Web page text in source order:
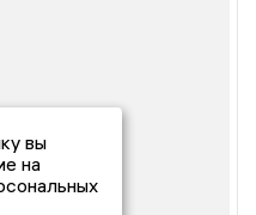
вы
на